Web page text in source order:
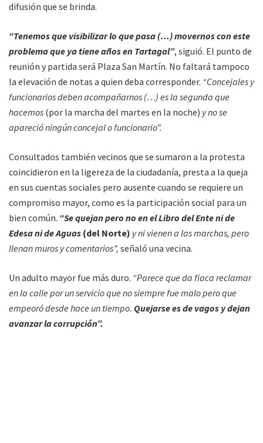
difusión que se brinda.
“Tenemos que visibilizar lo que pasa (…) movernos con este
problema que ya tiene años en Tartagal”, siguió. El punto de
reunión y partida será Plaza San Martín. No faltará tampoco
la elevación de notas a quien deba corresponder. “Concejales y
funcionarios deben acompañarnos (…) es la segunda que
hacemos (por la marcha del martes en la noche) y no se
apareció ningún concejal o funcionario”.
Consultados también vecinos que se sumaron a la protesta
coincidieron en la ligereza de la ciudadanía, presta a la queja
en sus cuentas sociales pero ausente cuando se requiere un
compromiso mayor, como es la participación social para un
bien común. “Se quejan pero no en el Libro del Ente ni de
Edesa ni de Aguas (del Norte) y ni vienen a las marchas, pero
llenan muros y comentarios”, señaló una vecina.
Un adulto mayor fue más duro. “Parece que da fiaca reclamar
en la calle por un servicio que no siempre fue malo pero que
empeoró desde hace un tiempo. Quejarse es de vagos y dejan
avanzar la corrupción”.